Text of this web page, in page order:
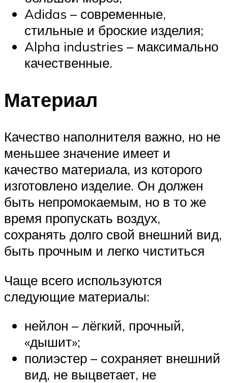
Adidas – современные,
стильные и броские изделия;
Alpha industries – максимально
качественные.
Материал
Качество наполнителя важно, но не
меньшее значение имеет и
качество материала, из которого
изготовлено изделие. Он должен
быть непромокаемым, но в то же
время пропускать воздух,
сохранять долго свой внешний вид,
быть прочным и легко чиститься
Чаще всего используются
следующие материалы:
нейлон – лёгкий, прочный,
«дышит»;
полиэстер – сохраняет внешний
вид, не выцветает, не